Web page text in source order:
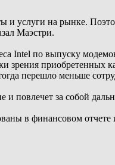
услуги на рынке.
Маэстри.
Intel по выпуску
приобретенных
перешло меньше
и повлечет за собой
в финансовом отчете